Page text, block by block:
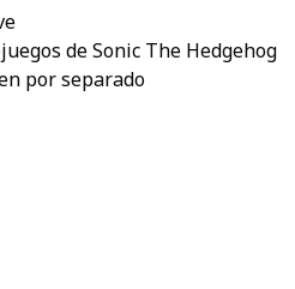
de Sonic The Hedgehog
por separado